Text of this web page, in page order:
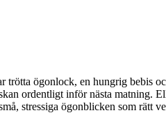
trötta ögonlock, en hungrig bebis
ordentligt inför nästa matning.
stressiga ögonblicken som rätt